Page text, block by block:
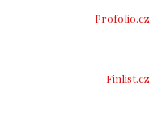
Profolio.cz
Finlist.cz